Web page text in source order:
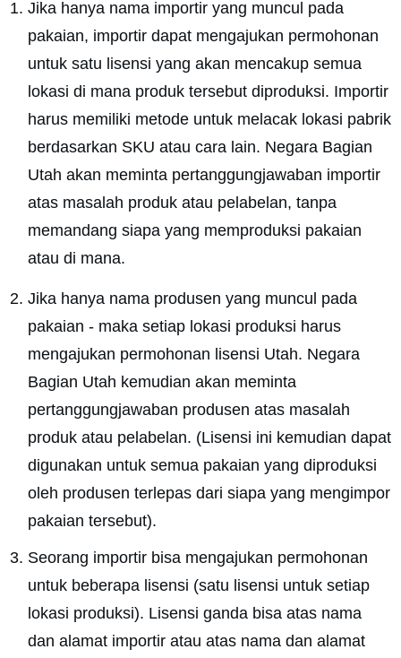
Jika hanya nama importir yang muncul pada
pakaian, importir dapat mengajukan permohonan
untuk satu lisensi yang akan mencakup semua
lokasi di mana produk tersebut diproduksi. Importir
harus memiliki metode untuk melacak lokasi pabrik
berdasarkan SKU atau cara lain. Negara Bagian
Utah akan meminta pertanggungjawaban importir
atas masalah produk atau pelabelan, tanpa
memandang siapa yang memproduksi pakaian
atau di mana.
Jika hanya nama produsen yang muncul pada
pakaian - maka setiap lokasi produksi harus
mengajukan permohonan lisensi Utah. Negara
Bagian Utah kemudian akan meminta
pertanggungjawaban produsen atas masalah
produk atau pelabelan. (Lisensi ini kemudian dapat
digunakan untuk semua pakaian yang diproduksi
oleh produsen terlepas dari siapa yang mengimpor
pakaian tersebut).
Seorang importir bisa mengajukan permohonan
untuk beberapa lisensi (satu lisensi untuk setiap
lokasi produksi). Lisensi ganda bisa atas nama
dan alamat importir atau atas nama dan alamat